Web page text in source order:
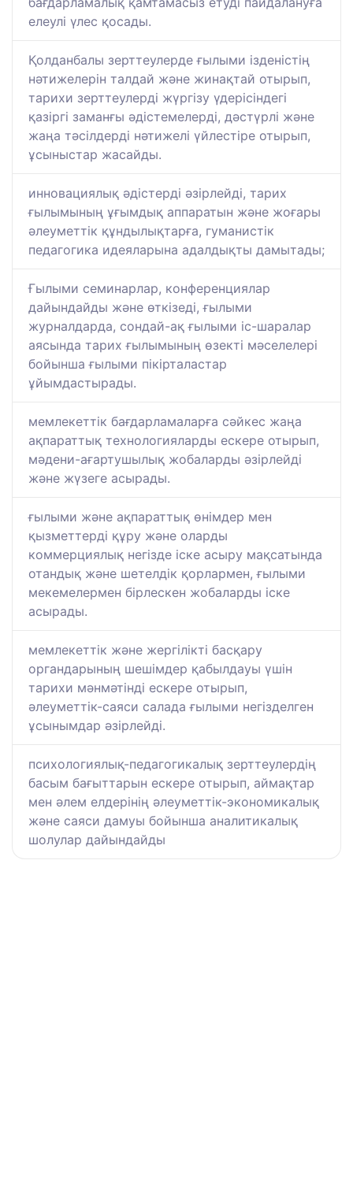
елеулі үлес қосады.
Қолданбалы зерттеулерде ғылыми ізденістің
нәтижелерін талдай және жинақтай отырып,
тарихи зерттеулерді жүргізу үдерісіндегі
қазіргі заманғы әдістемелерді, дәстүрлі және
жаңа тәсілдерді нәтижелі үйлестіре отырып,
ұсыныстар жасайды.
инновациялық әдістерді әзірлейді, тарих
ғылымының ұғымдық аппаратын және жоғары
әлеуметтік құндылықтарға, гуманистік
педагогика идеяларына адалдықты дамытады;
Ғылыми семинарлар, конференциялар
дайындайды және өткізеді, ғылыми
журналдарда, сондай-ақ ғылыми іс-шаралар
аясында тарих ғылымының өзекті мәселелері
бойынша ғылыми пікірталастар
ұйымдастырады.
мемлекеттік бағдарламаларға сәйкес жаңа
ақпараттық технологияларды ескере отырып,
мәдени-ағартушылық жобаларды әзірлейді
және жүзеге асырады.
ғылыми және ақпараттық өнімдер мен
қызметтерді құру және оларды
коммерциялық негізде іске асыру мақсатында
отандық және шетелдік қорлармен, ғылыми
мекемелермен бірлескен жобаларды іске
асырады.
мемлекеттік және жергілікті басқару
органдарының шешімдер қабылдауы үшін
тарихи мәнмәтінді ескере отырып,
әлеуметтік-саяси салада ғылыми негізделген
ұсынымдар әзірлейді.
психологиялық-педагогикалық зерттеулердің
басым бағыттарын ескере отырып, аймақтар
мен әлем елдерінің әлеуметтік-экономикалық
және саяси дамуы бойынша аналитикалық
шолулар дайындайды